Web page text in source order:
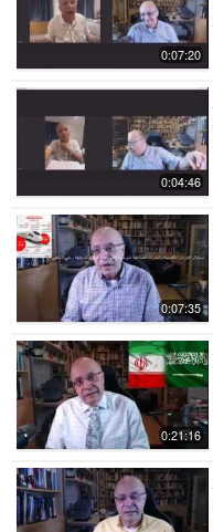
0:07:20
0:04:46
0:07:35
0:21:16